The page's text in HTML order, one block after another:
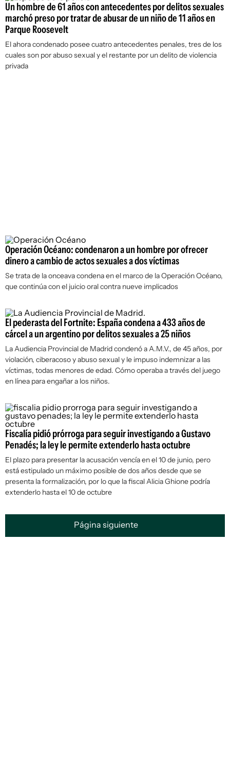
Un hombre de 61 años con antecedentes por delitos sexuales
marchó preso por tratar de abusar de un niño de 11 años en
Parque Roosevelt
El ahora condenado posee cuatro antecedentes penales, tres de los
cuales son por abuso sexual y el restante por un delito de violencia
privada
Operación Océano: condenaron a un hombre por ofrecer
dinero a cambio de actos sexuales a dos víctimas
Se trata de la onceava condena en el marco de la Operación Océano,
que continúa con el juicio oral contra nueve implicados
El pederasta del Fortnite: España condena a 433 años de
cárcel a un argentino por delitos sexuales a 25 niños
La Audiencia Provincial de Madrid condenó a A.M.V., de 45 años, por
violación, ciberacoso y abuso sexual y le impuso indemnizar a las
víctimas, todas menores de edad. Cómo operaba a través del juego
en línea para engañar a los niños.
Fiscalía pidió prórroga para seguir investigando a Gustavo
Penadés; la ley le permite extenderlo hasta octubre
El plazo para presentar la acusación vencía en el 10 de junio, pero
está estipulado un máximo posible de dos años desde que se
presenta la formalización, por lo que la fiscal Alicia Ghione podría
extenderlo hasta el 10 de octubre
Página siguiente